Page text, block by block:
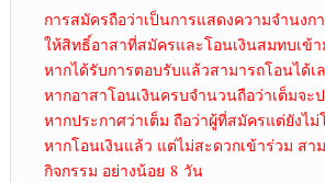
การสมัครถือว่าเป็นการแสดงความจำนงก
ให้สิทธิ์อาสาที่สมัครและโอนเงินสมทบเข้
หากได้รับการตอบรับแล้วสามารถโอนได้เ
หากอาสาโอนเงินครบจำนวนถือว่าเต็มจะ
หากประกาศว่าเต็ม ถือว่าผู้ที่สมัครแต่ยังไ
หากโอนเงินแล้ว แต่ไม่สะดวกเข้าร่วม สา
กิจกรรม อย่างน้อย 8 วัน